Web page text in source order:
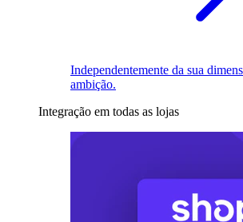
Independentemente da sua
ambição.
Integração em todas as lojas